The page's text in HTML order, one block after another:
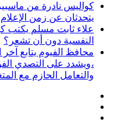
كواليس نادرة من
يتحدثان عن زمن
علاء ثابت مسلم يكتب
النفسية دون أن تشعر؟
محافظ الفيوم يتابع
،ويشدد على التصدي
والتعامل الحازم مع